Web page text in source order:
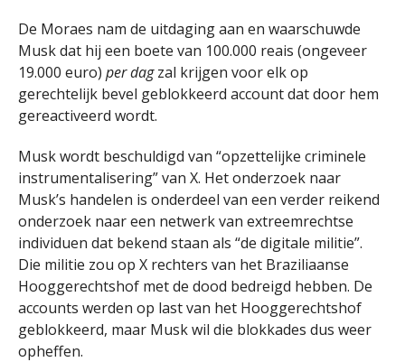
De Moraes nam de uitdaging aan en waarschuwde
Musk dat hij een boete van 100.000 reais (ongeveer
19.000 euro) per dagzal krijgen voor elk op
gerechtelijk bevel geblokkeerd account dat door hem
gereactiveerd wordt.
Musk wordt beschuldigd van “opzettelijke criminele
instrumentalisering” van X. Het onderzoek naar
Musk’s handelen is onderdeel van een verder reikend
onderzoek naar een netwerk van extreemrechtse
individuen dat bekend staan als “de digitale militie”.
Die militie zou op X rechters van het Braziliaanse
Hooggerechtshof met de dood bedreigd hebben. De
accounts werden op last van het Hooggerechtshof
geblokkeerd, maar Musk wil die blokkades dus weer
opheffen.